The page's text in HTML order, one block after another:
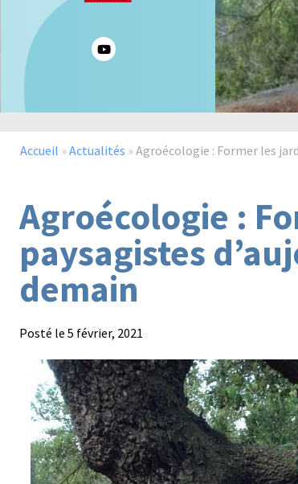
Accueil »Actualités »Agroécologie : Former les
Agroécologie :
paysagistes
demain
Posté le 5 février, 2021